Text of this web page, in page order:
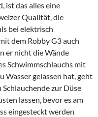
ist das alles eine
Qualität, die
bei elektrisch
dem Robby G3 auch
er nicht die Wände
Schwimmschlauchs mit
Wasser gelassen hat, geht
zur Düse
lassen, bevor es am
eingesteckt werden